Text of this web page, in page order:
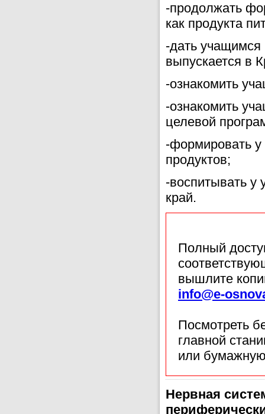
-продолжать
как продукта
-дать учащимся
выпускается в
-ознакомить
-ознакомить
целевой
-формировать
продуктов;
-воспитывать у
край.
Полный
вышлите
info@e-
Посмотреть
главной
или
Нервная